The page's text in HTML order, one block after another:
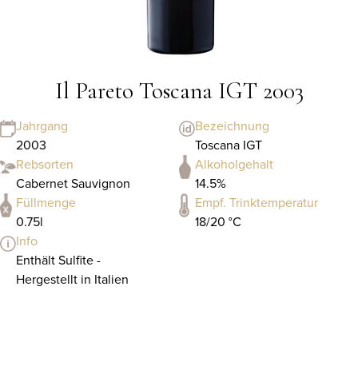
Il Pareto Toscana IGT 2003
Jahrgang
2003
Bezeichnung
Toscana IGT
Rebsorten
Cabernet Sauvignon
Alkoholgehalt
14.5%
Füllmenge
0.75l
Empf. Trinktemperatur
18/20 °C
Info
Enthält Sulfite -
Hergestellt in Italien